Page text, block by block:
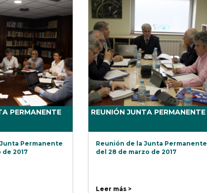
PERMANENTE
Permanente
de 2017
REUNIÓN JUNTA PERMANENTE
Reunión de la Junta Permanente
del 28 de marzo de 2017
Leer más >